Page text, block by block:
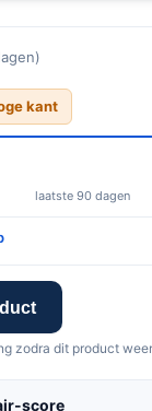
kant
laatste 90 dagen
zodra dit product
score